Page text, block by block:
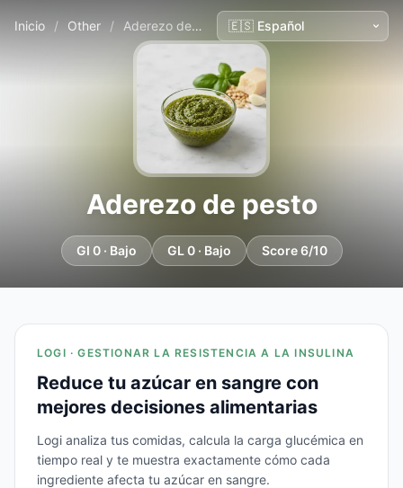
Inicio / Other / Aderezo de pesto
Aderezo de pesto
GI 0 · Bajo GL 0 · Bajo Score 6/10
LOGI · GESTIONAR LA RESISTENCIA A LA INSULINA
Reduce tu azúcar en sangre con
mejores decisiones alimentarias
Logi analiza tus comidas, calcula la carga glucémica en
tiempo real y te muestra exactamente cómo cada
ingrediente afecta tu azúcar en sangre.